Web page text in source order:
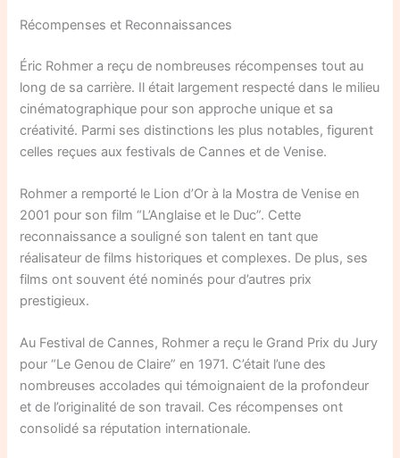
Récompenses et Reconnaissances
Éric Rohmer a reçu de nombreuses récompenses tout au
long de sa carrière. Il était largement respecté dans le milieu
cinématographique pour son approche unique et sa
créativité. Parmi ses distinctions les plus notables, figurent
celles reçues aux festivals de Cannes et de Venise.
Rohmer a remporté le Lion d’Or à la Mostra de Venise en
2001 pour son film “L’Anglaise et le Duc”. Cette
reconnaissance a souligné son talent en tant que
réalisateur de films historiques et complexes. De plus, ses
films ont souvent été nominés pour d’autres prix
prestigieux.
Au Festival de Cannes, Rohmer a reçu le Grand Prix du Jury
pour “Le Genou de Claire” en 1971. C’était l’une des
nombreuses accolades qui témoignaient de la profondeur
et de l’originalité de son travail. Ces récompenses ont
consolidé sa réputation internationale.